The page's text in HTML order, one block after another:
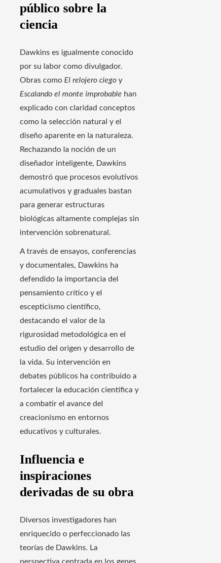
público sobre la
ciencia
Dawkins es igualmente conocido
por su labor como divulgador.
Obras como El relojero ciego y
Escalando el monte improbable han
explicado con claridad conceptos
como la selección natural y el
diseño aparente en la naturaleza.
Rechazando la noción de un
diseñador inteligente, Dawkins
demostró que procesos evolutivos
acumulativos y graduales bastan
para generar estructuras
biológicas altamente complejas sin
intervención sobrenatural.
A través de ensayos, conferencias
y documentales, Dawkins ha
defendido la importancia del
pensamiento crítico y el
escepticismo científico,
destacando el valor de la
rigurosidad metodológica en el
estudio del origen y desarrollo de
la vida. Su intervención en
debates públicos ha contribuido a
fortalecer la educación científica y
a combatir el avance del
creacionismo en entornos
educativos y culturales.
Influencia e
inspiraciones
derivadas de su obra
Diversos investigadores han
enriquecido o perfeccionado las
teorías de Dawkins. La